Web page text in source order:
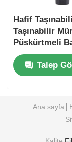
Hafif
Taşınabilir
Püskürtmeli
Yazıcı Mobil
Mürekkep
Püskürtmeli
Talep
Ana sayfa